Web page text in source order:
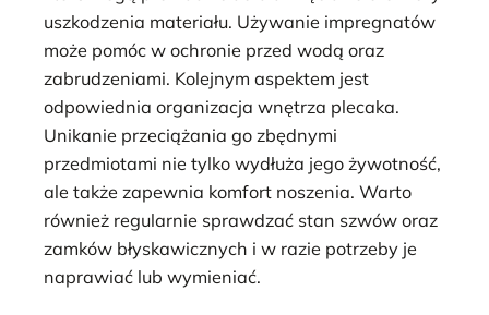
uszkodzenia materiału. Używanie impregnatów
może pomóc w ochronie przed wodą oraz
zabrudzeniami. Kolejnym aspektem jest
odpowiednia organizacja wnętrza plecaka.
Unikanie przeciążania go zbędnymi
przedmiotami nie tylko wydłuża jego żywotność,
ale także zapewnia komfort noszenia. Warto
również regularnie sprawdzać stan szwów oraz
zamków błyskawicznych i w razie potrzeby je
naprawiać lub wymieniać.